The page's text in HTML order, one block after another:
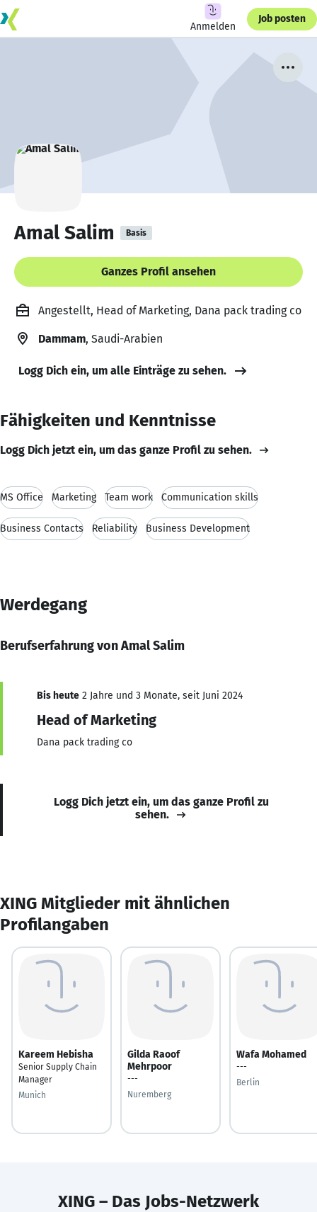
Anmelden
Job posten
Amal Salim Basis
Ganzes Profil ansehen
Angestellt, Head of Marketing, Dana pack trading co
Dammam, Saudi-Arabien
Logg Dich ein, um alle Einträge zu sehen.
Fähigkeiten und Kenntnisse
Logg Dich jetzt ein, um das ganze Profil zu sehen.
MS Office Marketing Team work Communication skills
Business Contacts Reliability Business Development
Werdegang
Berufserfahrung von Amal Salim
Bis heute 2 Jahre und 3 Monate, seit Juni 2024
Head of Marketing
Dana pack trading co
Logg Dich jetzt ein, um das ganze Profil zu
sehen.
XING Mitglieder mit ähnlichen
Profilangaben
Kareem Hebisha
Senior Supply Chain
Manager
Munich
Gilda Raoof
Mehrpoor
---
Nuremberg
Wafa Mohamed
---
Berlin
XING – Das Jobs-Netzwerk